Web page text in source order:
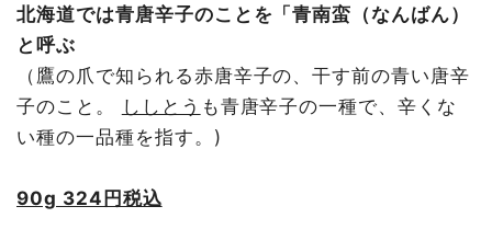
北海道では青唐辛子のことを「青南蛮（なんばん）
と呼ぶ
（鷹の爪で知られる赤唐辛子の、干す前の青い唐辛
子のこと。
ししとう も青唐辛子の一種で、辛くな
い種の一品種を指す。)
90g 324円税込